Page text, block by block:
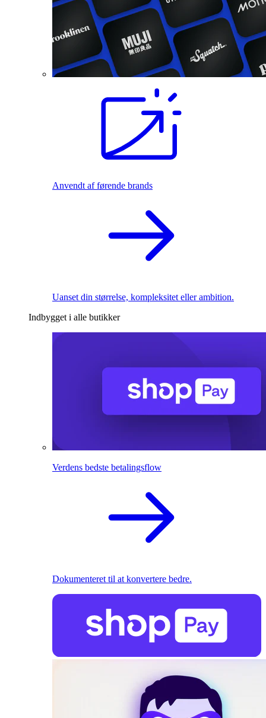
Anvendt af førende brands
Uanset din størrelse, kompleksitet eller ambition.
Indbygget i alle butikker
Verdens bedste betalingsflow
Dokumenteret til at konvertere bedre.